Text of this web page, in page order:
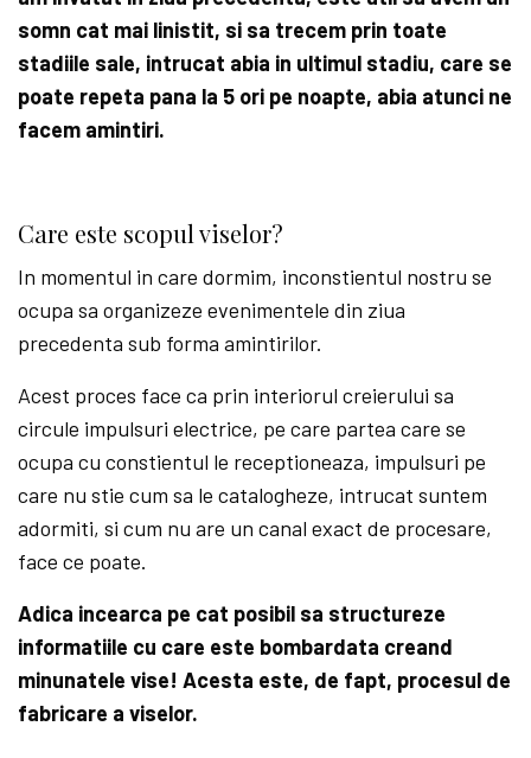
somn cat mai linistit, si sa trecem prin toate
stadiile sale, intrucat abia in ultimul stadiu, care se
poate repeta pana la 5 ori pe noapte, abia atunci ne
facem amintiri.
Care este scopul viselor?
In momentul in care dormim, inconstientul nostru se
ocupa sa organizeze evenimentele din ziua
precedenta sub forma amintirilor.
Acest proces face ca prin interiorul creierului sa
circule impulsuri electrice, pe care partea care se
ocupa cu constientul le receptioneaza, impulsuri pe
care nu stie cum sa le catalogheze, intrucat suntem
adormiti, si cum nu are un canal exact de procesare,
face ce poate.
Adica incearca pe cat posibil sa structureze
informatiile cu care este bombardata creand
minunatele vise! Acesta este, de fapt, procesul de
fabricare a viselor.